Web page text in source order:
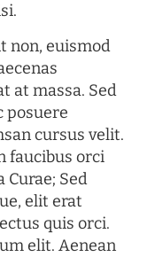
non, euismod
at massa. Sed
posuere
cursus velit.
faucibus orci
Sed
elit erat
quis orci.
elit. Aenean